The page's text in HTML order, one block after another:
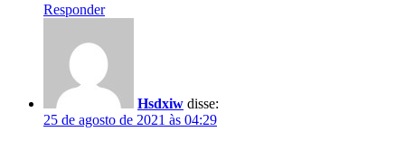
Responder
Hsdxiw disse:
25 de agosto de 2021 às 04:29